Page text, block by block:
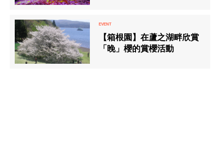
【箱根園】在蘆之湖畔欣賞
「晚」櫻的賞櫻活動